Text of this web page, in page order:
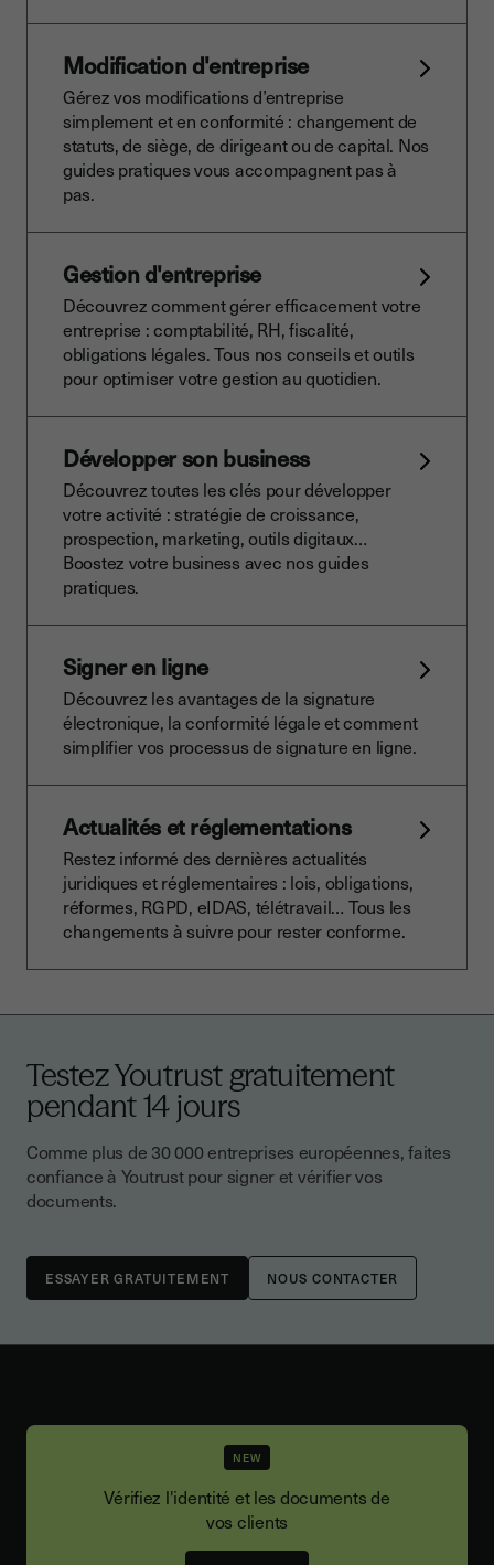
Modification d'entreprise
Gérez vos modifications d’entreprise
simplement et en conformité : changement de
statuts, de siège, de dirigeant ou de capital. Nos
guides pratiques vous accompagnent pas à
pas.
Gestion d'entreprise
Découvrez comment gérer efficacement votre
entreprise : comptabilité, RH, fiscalité,
obligations légales. Tous nos conseils et outils
pour optimiser votre gestion au quotidien.
Développer son business
Découvrez toutes les clés pour développer
votre activité : stratégie de croissance,
prospection, marketing, outils digitaux…
Boostez votre business avec nos guides
pratiques.
Signer en ligne
Découvrez les avantages de la signature
électronique, la conformité légale et comment
simplifier vos processus de signature en ligne.
Actualités et réglementations
Restez informé des dernières actualités
juridiques et réglementaires : lois, obligations,
réformes, RGPD, eIDAS, télétravail… Tous les
changements à suivre pour rester conforme.
Testez Youtrust gratuitement
pendant 14 jours
Comme plus de 30 000 entreprises européennes, faites
confiance à Youtrust pour signer et vérifier vos
documents.
NOUS CONTACTER
NEW
Vérifiez l'identité et les documents de
vos clients